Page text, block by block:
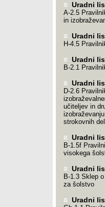
Uradni
A-2.5
in
Uradni
H-4.5
Uradni
B-2.1
Uradni
D-2.6
učiteljev in
strokovnih
Uradni
B-1.5f
visokega
Uradni
B-1.3 Sklep
za šolstvo
Uradni